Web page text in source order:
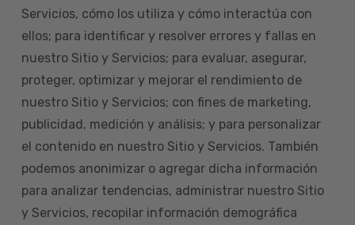
Servicios, cómo los utiliza y cómo interactúa con
ellos; para identificar y resolver errores y fallas en
nuestro Sitio y Servicios; para evaluar, asegurar,
proteger, optimizar y mejorar el rendimiento de
nuestro Sitio y Servicios; con fines de marketing,
publicidad, medición y análisis; y para personalizar
el contenido en nuestro Sitio y Servicios. También
podemos anonimizar o agregar dicha información
para analizar tendencias, administrar nuestro Sitio
y Servicios, recopilar información demográfica